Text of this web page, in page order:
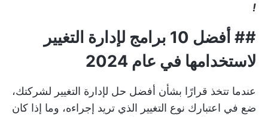
!
## أفضل 10 برامج لإدارة التغيير
لاستخدامها في عام 2024
عندما تتخذ قرارًا بشأن أفضل حل لإدارة التغيير لشركتك،
ضع في اعتبارك نوع التغيير الذي تريد إجراءه، وما إذا كان